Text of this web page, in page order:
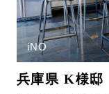
iNO
兵庫県 K様邸